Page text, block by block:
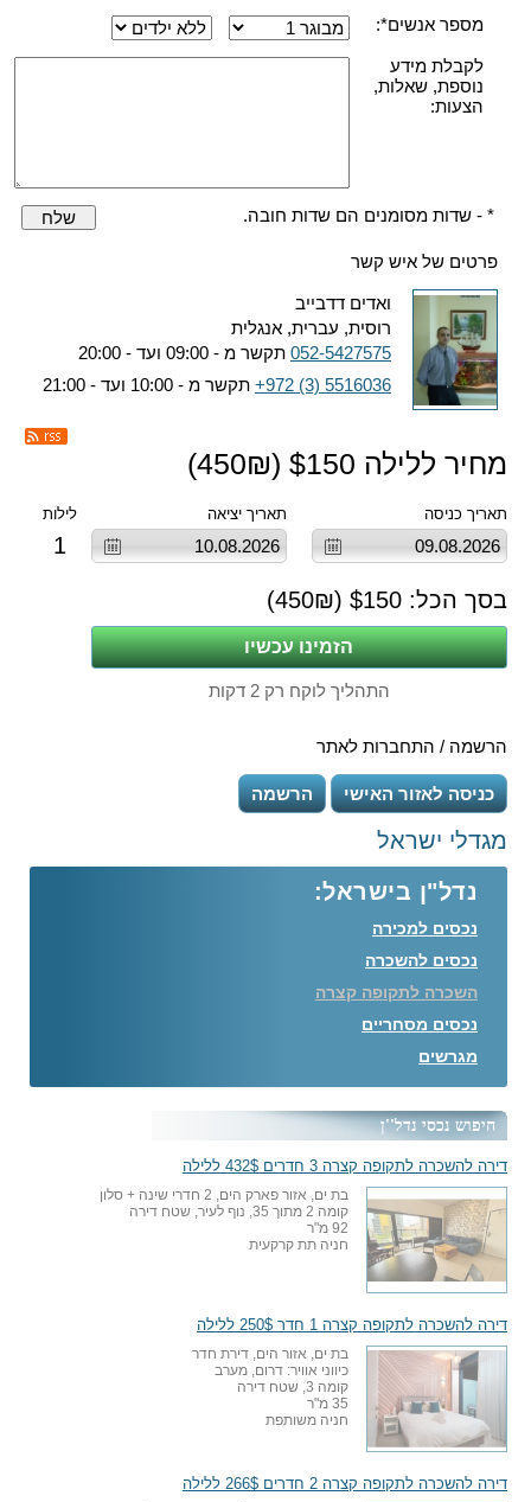
מספר אנשים*:
לקבלת מידע
נוספת, שאלות,
הצעות:
* - שדות מסומנים הם שדות חובה. שלח
פרטים של איש קשר
ואדים דדבייב
רוסית, עברית, אנגלית
052-5427575 תקשר מ - 09:00 ועד - 20:00
+972 (3) 5516036 תקשר מ - 10:00 ועד - 21:00
מחיר ללילה $ 150
(
450₪)
תאריך כניסה תאריך יציאה לילות
1
בסך הכל: $ 150
(
450₪)
התהליך לוקח רק 2 דקות
הרשמה / התחברות לאתר
כניסה לאזור האישי הרשמה
מגדלי ישראל
נדל"ן בישראל:
נכסים למכירה
נכסים להשכרה
השכרה לתקופה קצרה
נכסים מסחריים
מגרשים
חיפוש נכסי נדל''ן
דירה להשכרה לתקופה קצרה 3 חדרים 432$ ללילה
בת ים, אזור פארק הים, 2 חדרי שינה + סלון
קומה 2 מתוך 35, נוף לעיר, שטח דירה
92 מ"ר
חניה תת קרקעית
דירה להשכרה לתקופה קצרה 1 חדר 250$ ללילה
בת ים, אזור הים, דירת חדר
כיווני אוויר: דרום, מערב
קומה 3, שטח דירה
35 מ"ר
חניה משותפת
דירה להשכרה לתקופה קצרה 2 חדרים 266$ ללילה